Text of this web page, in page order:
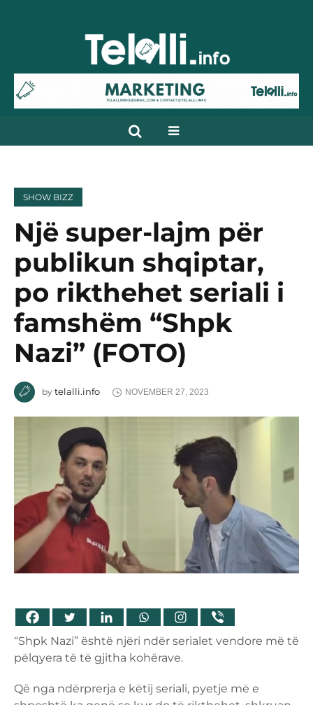
SHOW BIZZ
Një super-lajm për
publikun shqiptar,
po rikthehet seriali i
famshëm “Shpk
Nazi” (FOTO)
by telalli.info NOVEMBER 27, 2023
“Shpk Nazi” është njëri ndër serialet vendore më të
pëlqyera të të gjitha kohërave.
Që nga ndërprerja e këtij seriali, pyetje më e